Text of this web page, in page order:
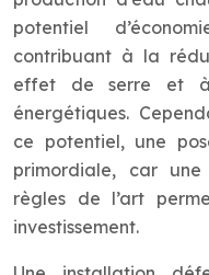
potentiel
contribuant à la
effet de serre et à
énergétiques.
ce potentiel, une
primordiale, car
règles de l’art
investissement.